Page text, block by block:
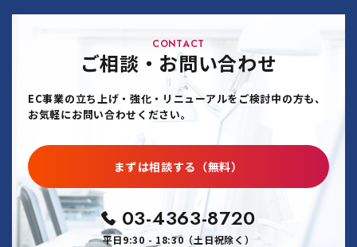
CONTACT
ご相談・お問い合わせ
EC事業の立ち上げ・強化・リニューアルをご検討中の方も、
お気軽にお問い合わせください。
まずは相談する（無料）
03-4363-8720
平日9:30 - 18:30（土日祝除く）